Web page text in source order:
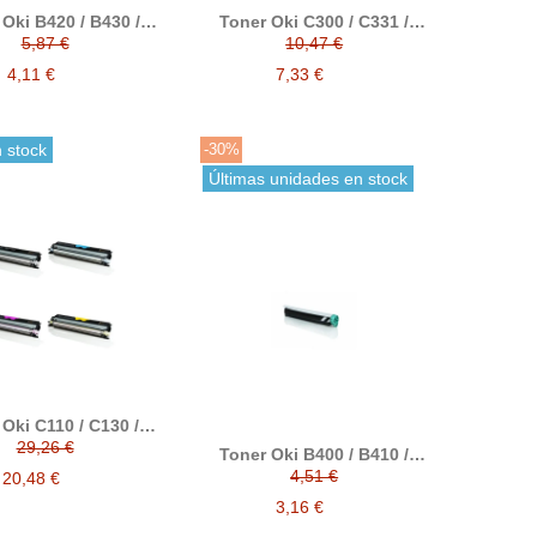
B420 / B430 /
MB460 / MB470 /
compatible
a 43979202
5,87 €
4,11 €
Toner Oki C300 / C331 /
C511 / C531 / MC351 /
MC352 / MC361 / MC362 /
MC561 / MC562 / OF300
compatible con OKI
10,47 €
7,33 €
stock
C110 / C130 /
compatible
a 44250724 /
/ 44250722 /
44250721
29,26 €
20,48 €
-30%
Últimas unidades en stock
Toner Oki B400 / B410 /
B420 / B430 / B440 / MB460
/ MB470 / MB480
compatible alternativo a
43979102
4,51 €
3,16 €